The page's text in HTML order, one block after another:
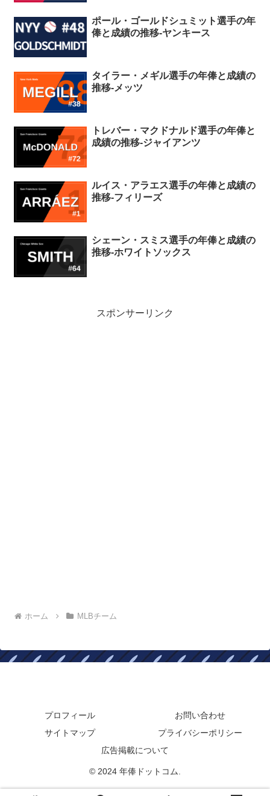
ポール・ゴールドシュミット選手の年
俸と成績の推移-ヤンキース
タイラー・メギル選手の年俸と成績の
推移-メッツ
トレバー・マクドナルド選手の年俸と
成績の推移-ジャイアンツ
ルイス・アラエス選手の年俸と成績の
推移-フィリーズ
シェーン・スミス選手の年俸と成績の
推移-ホワイトソックス
スポンサーリンク
ホーム MLBチーム
プロフィール
お問い合わせ
サイトマップ
プライバシーポリシー
広告掲載について
© 2024 年俸ドットコム.